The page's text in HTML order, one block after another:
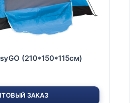
(210*150*115см)
ЗАКАЗ